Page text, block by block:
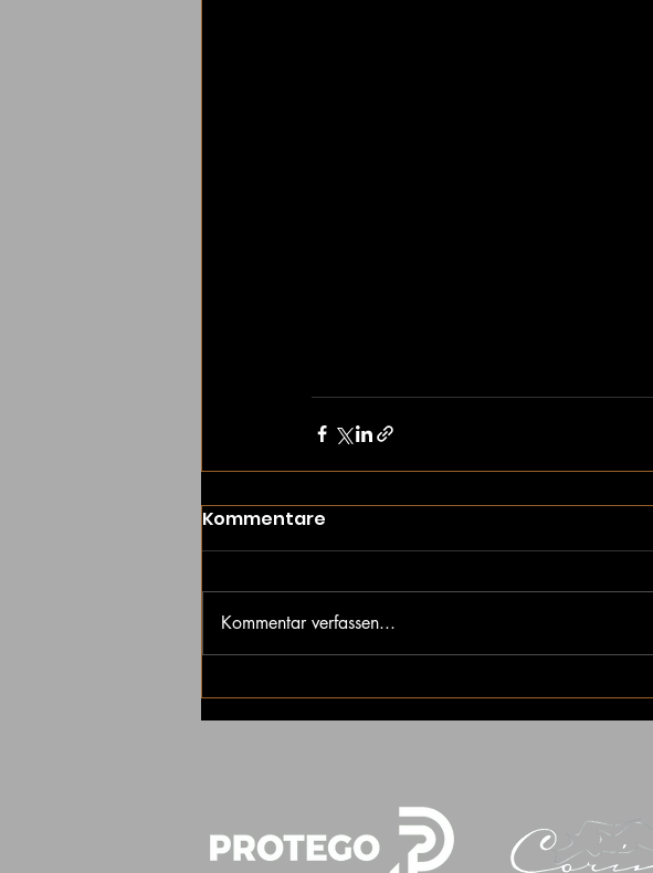
Kommentare
Kommentar verfassen...